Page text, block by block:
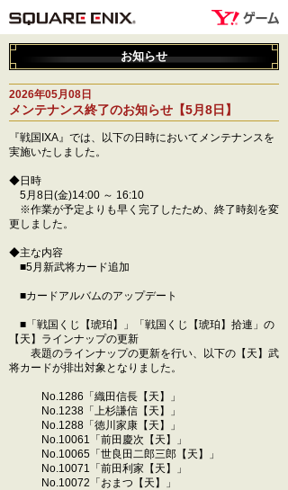
お知らせ
2026年05月08日
メンテナンス終了のお知らせ【5月8日】
『戦国IXA』では、以下の日時においてメンテナンスを
実施いたしました。
◆日時
5月8日(金)14:00 ～ 16:10
※作業が予定よりも早く完了したため、終了時刻を変
更しました。
◆主な内容
■5月新武将カード追加
■カードアルバムのアップデート
■「戦国くじ【琥珀】」「戦国くじ【琥珀】拾連」の
【天】ラインナップの更新
表題のラインナップの更新を行い、以下の【天】武
将カードが排出対象となりました。
No.1286「織田信長【天】」
No.1238「上杉謙信【天】」
No.1288「徳川家康【天】」
No.10061「前田慶次【天】」
No.10065「世良田二郎三郎【天】」
No.10071「前田利家【天】」
No.10072「おまつ【天】」